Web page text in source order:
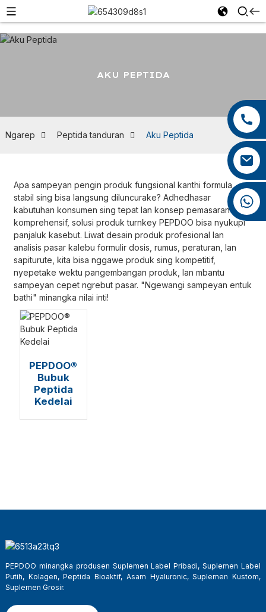
+86 13959222339
+86 0592 5599526
+86 18965423693
AKU PEPTIDA
Ngarep Peptida tanduran Aku Peptida
Apa sampeyan pengin produk fungsional kanthi formula
stabil sing bisa langsung diluncurake? Adhedhasar
kabutuhan konsumen sing tepat lan konsep pemasaran sing
komprehensif, solusi produk turnkey PEPDOO bisa nyukupi
panjaluk kasebut. Liwat desain produk profesional lan
analisis pasar kalebu formulir dosis, rumus, peraturan, lan
sapiturute, kita bisa nggawe produk sing kompetitif,
nyepetake wektu pangembangan produk, lan mbantu
sampeyan cepet ngrebut pasar. "Ngewangi sampeyan entuk
bathi" minangka nilai inti!
PEPDOO®
Bubuk
Peptida
Kedelai
PEPDOO minangka produsen Suplemen Label Pribadi, Suplemen Label
Putih, Kolagen, Peptida Bioaktif, Asam Hyaluronic, Suplemen Kustom,
Suplemen Grosir.